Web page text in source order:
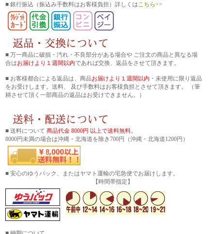
■ 銀行振込 （振込み手数料はお客様負担）詳しくは こちら>>
■ 万一商品に破損・汚れ・不良部分がある場合や ご注文の商品と異なる場
合はお届けより１週間以内であれば交換、返品をさせて頂きます。
■ お客様都合による返品は、商品お届けより１週間以内 ・未使用に限り返品
をお受けします。送料、 及び手数料はお客様負担とさせて頂きます。 （筆
耕させて頂く一部商品の返品はお受けできません。）
■ 送料について 商品代金 8000円 以上で送料無料。
8000円未満の場合は沖縄・北海道を除き700円（沖縄・北海道1200円）
■ 安心のゆうパック、またはヤマト運輸の宅急便でお届けします。
【時間帯指定】